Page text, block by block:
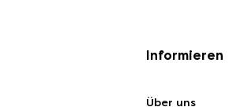
Informieren
Über uns